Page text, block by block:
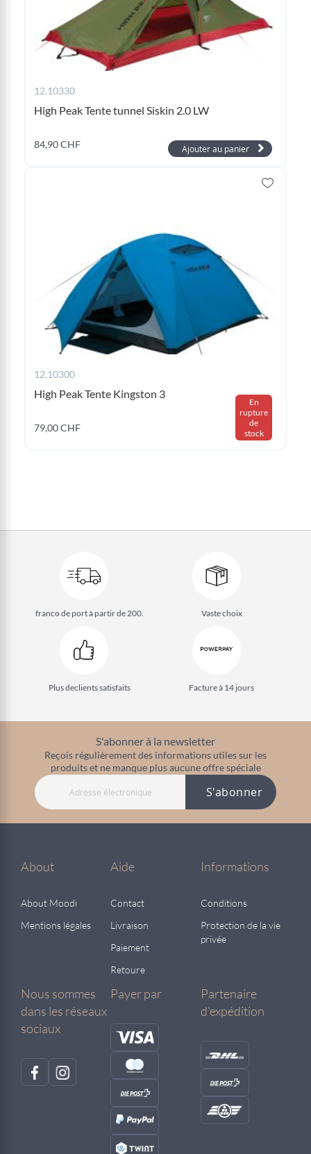
12.10330
High Peak Tente tunnel Siskin 2.0 LW
84,90 CHF Ajouter au panier
12.10300
High Peak Tente Kingston 3
79,00 CHF
En
rupture
de
stock
franco de port à partir de 200. Vaste choix
Plus declients satisfaits Facture à 14 jours
S'abonner à la newsletter
Reçois régulièrement des informations utiles sur les
produits et ne manque plus aucune offre spéciale
S'abonner
About
About Moodi
Mentions légales
Aide
Contact
Livraison
Paiement
Retoure
Informations
Conditions
Protection de la vie
privée
Nous sommes
dans les réseaux
sociaux
Payer par
Partenaire
d'expédition